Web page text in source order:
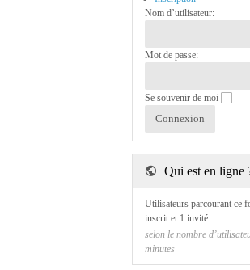
Nom d’utilisateur:
Mot de passe:
Se souvenir de moi
Qui est en ligne
Utilisateurs parcourant ce
inscrit et 1 invité
selon le nombre
minutes